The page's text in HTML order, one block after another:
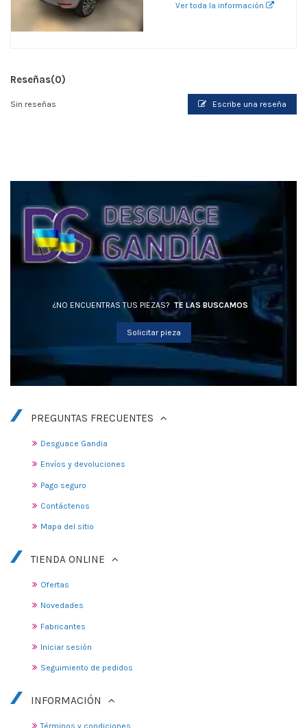
Ver toda la información
Reseñas(0)
Sin reseñas Escribe una reseña
¿NO ENCUENTRAS TUS PIEZAS? TE LAS BUSCAMOS
Solicitar pieza
PREGUNTAS FRECUENTES
Desguace Gandia
Envíos y devoluciones
Pago seguro
Contáctenos
Mapa del sitio
TIENDA ONLINE
Ofertas
Novedades
Fabricantes
Iniciar sesión
Seguimiento de pedidos
INFORMACIÓN
Términos y condiciones